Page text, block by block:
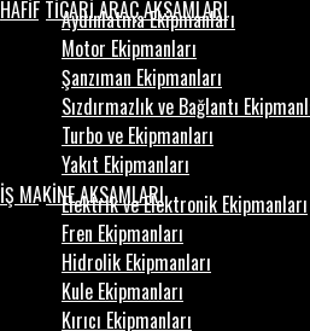
HAFİF TİCARİ ARAÇ AKSAMLARI
Aydınlatma Ekipmanları
Motor Ekipmanları
Şanzıman Ekipmanları
Sızdırmazlık ve Bağlantı
Turbo ve Ekipmanları
Yakıt Ekipmanları
İŞ MAKİNE AKSAMLARI
Elektrik ve Elektronik Ekipmanları
Fren Ekipmanları
Hidrolik Ekipmanları
Kule Ekipmanları
Kırıcı Ekipmanları